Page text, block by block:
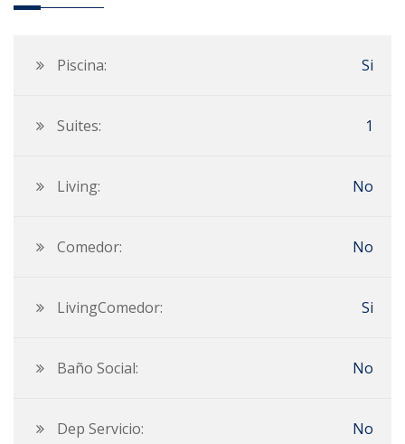
Piscina: Si
Suites: 1
Living: No
Comedor: No
LivingComedor: Si
Baño Social: No
Dep Servicio: No